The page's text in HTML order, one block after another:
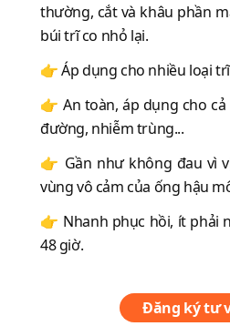
thường, cắt và khâu phần
búi trĩ co nhỏ lại.
👉 Áp dụng cho nhiều loại
👉 An toàn, áp dụng cho
đường, nhiễm trùng...
👉 Gần như không đau vì
vùng vô cảm của ống hậu
👉 Nhanh phục hồi, ít phải
48 giờ.
Đăng ký tư